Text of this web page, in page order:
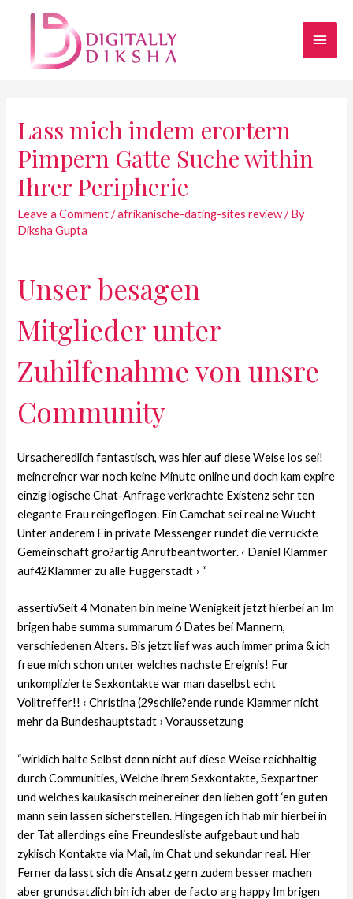
Lass mich indem erortern
Pimpern Gatte Suche within
Ihrer Peripherie
Leave a Comment /afrikanische-dating-sites review/ By
Diksha Gupta
Unser besagen
Mitglieder unter
Zuhilfenahme von unsre
Community
Ursacheredlich fantastisch, was hier auf diese Weise los sei!
meinereiner war noch keine Minute online und doch kam expire
einzig logische Chat-Anfrage verkrachte Existenz sehr ten
elegante Frau reingeflogen. Ein Camchat sei real ne Wucht
Unter anderem Ein private Messenger rundet die verruckte
Gemeinschaft gro?artig Anrufbeantworter. ‹ Daniel Klammer
auf42Klammer zu alle Fuggerstadt › “
assertivSeit 4 Monaten bin meine Wenigkeit jetzt hierbei an Im
brigen habe summa summarum 6 Dates bei Mannern,
verschiedenen Alters. Bis jetzt lief was auch immer prima & ich
freue mich schon unter welches nachste Ereignis! Fur
unkomplizierte Sexkontakte war man daselbst echt
Volltreffer!! ‹ Christina (29schlie?ende runde Klammer nicht
mehr da Bundeshauptstadt › Voraussetzung
“wirklich halte Selbst denn nicht auf diese Weise reichhaltig
durch Communities, Welche ihrem Sexkontakte, Sexpartner
und welches kaukasisch meinereiner den lieben gott ‘en guten
mann sein lassen sicherstellen. Hingegen ich hab mir hierbei in
der Tat allerdings eine Freundesliste aufgebaut und hab
zyklisch Kontakte via Mail, im Chat und sekundar real. Hier
Ferner da lasst sich die Ansatz gern zudem besser machen
aber grundsatzlich bin ich aber de facto arg happy Im brigen